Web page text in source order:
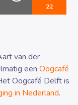
22
van der
een Oogcafé
Oogcafé Delft is
in Nederland.